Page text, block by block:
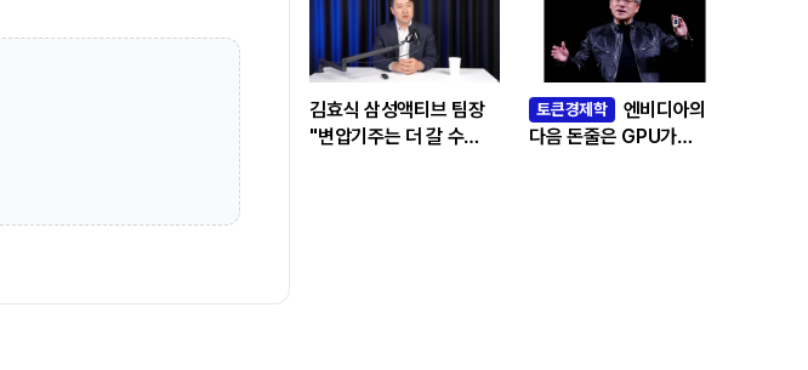
김효식 삼성액티브 팀장
"변압기주는 더 갈 수
토큰경제학
엔비디아의
다음 돈줄은 GPU가